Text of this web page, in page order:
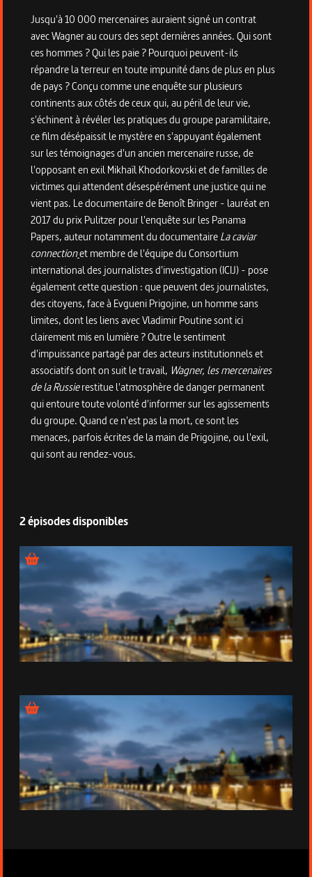
Jusqu'à 10 000 mercenaires auraient signé un contrat
avec Wagner au cours des sept dernières années. Qui sont
ces hommes ? Qui les paie ? Pourquoi peuvent-ils
répandre la terreur en toute impunité dans de plus en plus
de pays ? Conçu comme une enquête sur plusieurs
continents aux côtés de ceux qui, au péril de leur vie,
s'échinent à révéler les pratiques du groupe paramilitaire,
ce film désépaissit le mystère en s'appuyant également
sur les témoignages d'un ancien mercenaire russe, de
l'opposant en exil Mikhaïl Khodorkovski et de familles de
victimes qui attendent désespérément une justice qui ne
vient pas. Le documentaire de Benoît Bringer - lauréat en
2017 du prix Pulitzer pour l'enquête sur les Panama
Papers, auteur notamment du documentaireLa caviar
connectionet membre de l'équipe du Consortium
international des journalistes d'investigation (ICIJ) - pose
également cette question : que peuvent des journalistes,
des citoyens, face à Evgueni Prigojine, un homme sans
limites, dont les liens avec Vladimir Poutine sont ici
clairement mis en lumière ? Outre le sentiment
d'impuissance partagé par des acteurs institutionnels et
associatifs dont on suit le travail, Wagner, les mercenaires
de la Russierestitue l'atmosphère de danger permanent
qui entoure toute volonté d'informer sur les agissements
du groupe. Quand ce n'est pas la mort, ce sont les
menaces, parfois écrites de la main de Prigojine, ou l'exil,
qui sont au rendez-vous.
2 épisodes disponibles